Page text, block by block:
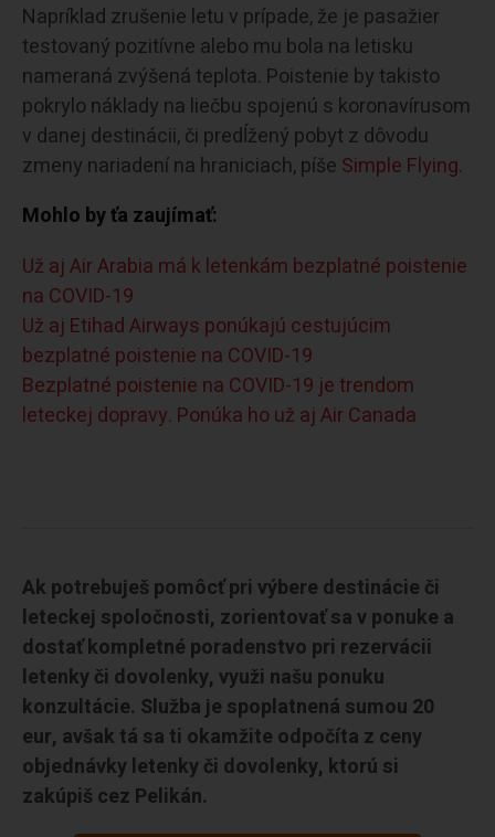
Napríklad zrušenie letu v prípade, že je pasažier
testovaný pozitívne alebo mu bola na letisku
nameraná zvýšená teplota. Poistenie by takisto
pokrylo náklady na liečbu spojenú s koronavírusom
v danej destinácii, či predĺžený pobyt z dôvodu
zmeny nariadení na hraniciach, píše Simple Flying.
Mohlo by ťa zaujímať:
Už aj Air Arabia má k letenkám bezplatné poistenie
na COVID-19
Už aj Etihad Airways ponúkajú cestujúcim
bezplatné poistenie na COVID-19
Bezplatné poistenie na COVID-19 je trendom
leteckej dopravy. Ponúka ho už aj Air Canada
Ak potrebuješ pomôcť pri výbere destinácie či
leteckej spoločnosti, zorientovať sa v ponuke a
dostať kompletné poradenstvo pri rezervácii
letenky či dovolenky, využi našu ponuku
konzultácie. Služba je spoplatnená sumou 20
eur, avšak tá sa ti okamžite odpočíta z ceny
objednávky letenky či dovolenky, ktorú si
zakúpiš cez Pelikán.